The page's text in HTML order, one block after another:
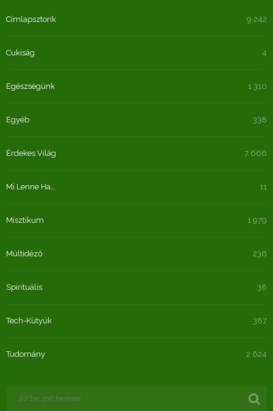
Címlapsztorik 9 242
Cukiság 4
Egészségünk 1 310
Egyéb 338
Érdekes Világ 7 666
Mi Lenne Ha… 11
Misztikum 1 979
Múltidéző 236
Spirituális 38
Tech-Kütyük 387
Tudomány 2 624